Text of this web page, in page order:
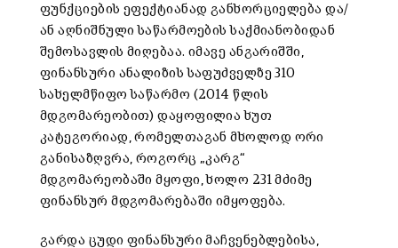
ფუნქციების ეფექტიანად განხორციელება და/
ან აღნიშნული საწარმოების საქმიანობიდან
შემოსავლის მიღებაა. იმავე ანგარიშში,
ფინანსური ანალიზის საფუძველზე 310
სახელმწიფო საწარმო (2014 წლის
მდგომარეობით) დაყოფილია ხუთ
კატეგორიად, რომელთაგან მხოლოდ ორი
განისაზღვრა, როგორც „კარგ“
მდგომარეობაში მყოფი, ხოლო 231 მძიმე
ფინანსურ მდგომარებაში იმყოფება.
გარდა ცუდი ფინანსური მაჩვენებლებისა,